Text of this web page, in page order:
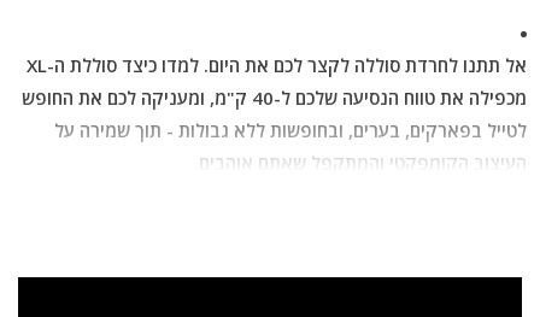
אל תתנו לחרדת סוללה לקצר לכם את היום. למדו כיצד סוללת ה-XL
מכפילה את טווח הנסיעה שלכם ל-40 ק"מ, ומעניקה לכם את החופש
לטייל בפארקים, בערים, ובחופשות ללא גבולות - תוך שמירה על
העיצוב הקומפקטי והמתקפל שאתם אוהבים.